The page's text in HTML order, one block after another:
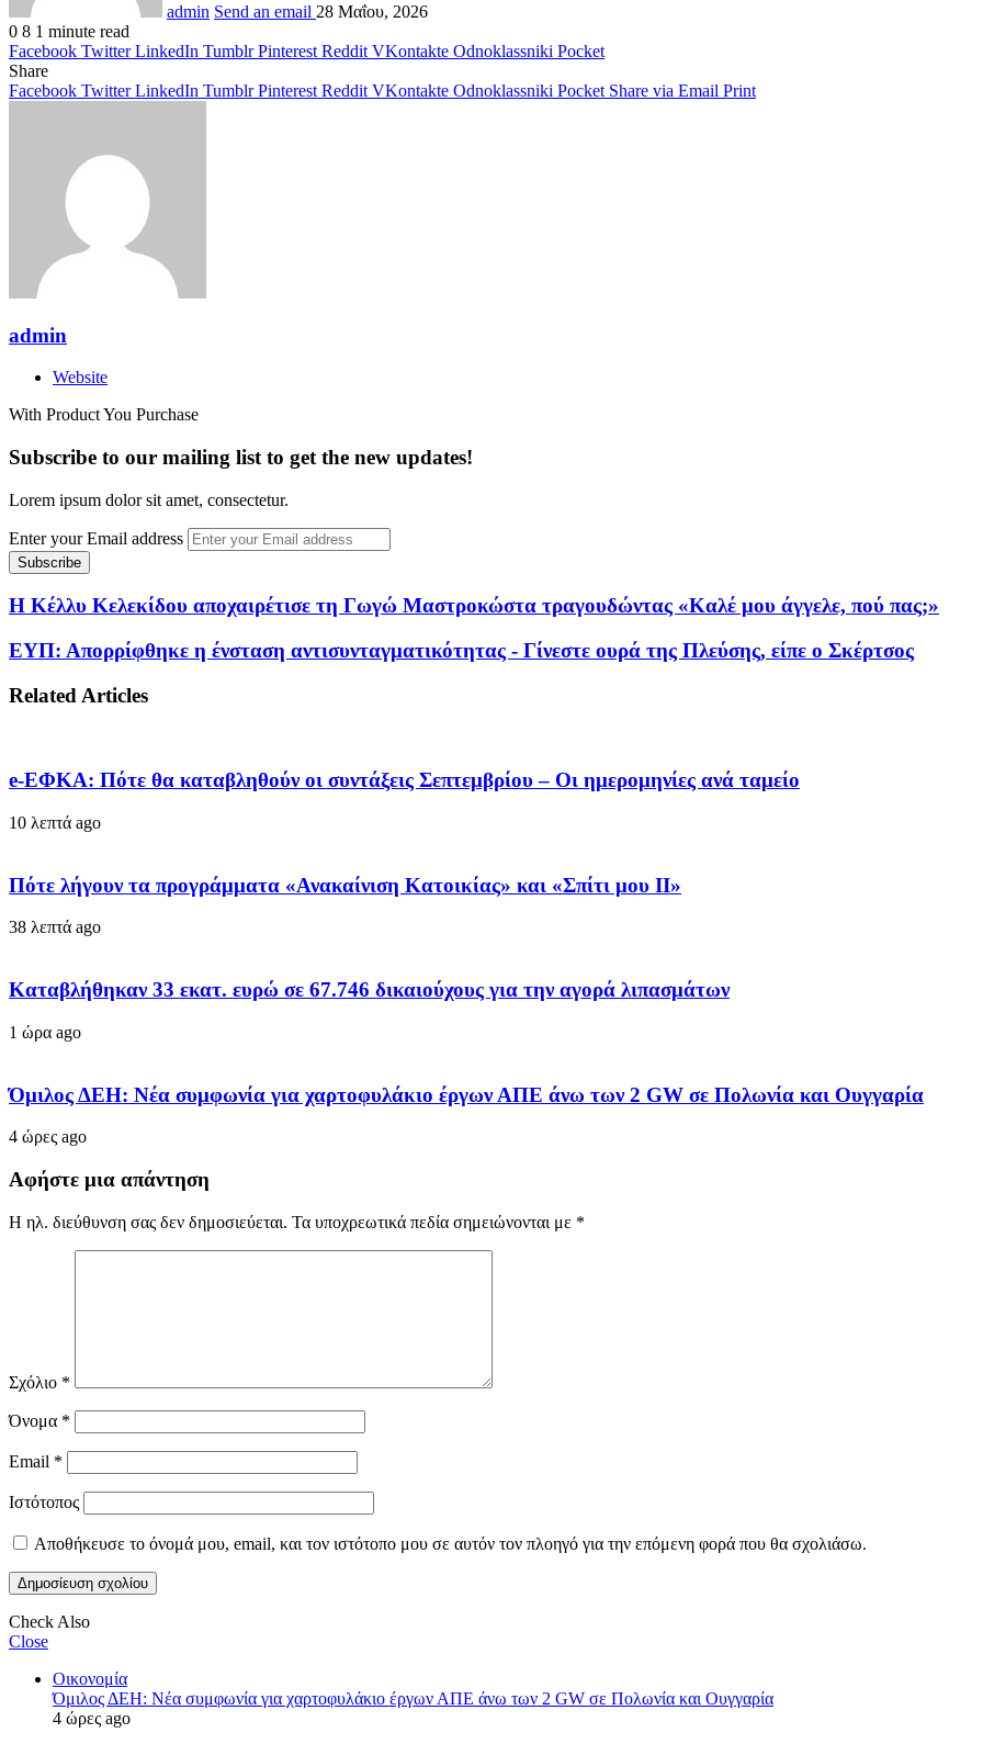
admin Send an email 28 Μαΐου, 2026
0 8 1 minute read
Facebook Twitter LinkedIn Tumblr Pinterest Reddit VKontakte Odnoklassniki Pocket
Share
Facebook Twitter LinkedIn Tumblr Pinterest Reddit VKontakte Odnoklassniki Pocket Share via Email Print
admin
Website
With Product You Purchase
Subscribe to our mailing list to get the new updates!
Lorem ipsum dolor sit amet, consectetur.
Enter your Email address
Η Κέλλυ Κελεκίδου αποχαιρέτισε τη Γωγώ Μαστροκώστα τραγουδώντας «Καλέ μου άγγελε, πού πας;»
ΕΥΠ: Απορρίφθηκε η ένσταση αντισυνταγματικότητας - Γίνεστε ουρά της Πλεύσης, είπε ο Σκέρτσος
Related Articles
e-ΕΦΚΑ: Πότε θα καταβληθούν οι συντάξεις Σεπτεμβρίου – Οι ημερομηνίες ανά ταμείο
10 λεπτά ago
Πότε λήγουν τα προγράμματα «Ανακαίνιση Κατοικίας» και «Σπίτι μου ΙΙ»
38 λεπτά ago
Καταβλήθηκαν 33 εκατ. ευρώ σε 67.746 δικαιούχους για την αγορά λιπασμάτων
1 ώρα ago
Όμιλος ΔΕΗ: Νέα συμφωνία για χαρτοφυλάκιο έργων ΑΠΕ άνω των 2 GW σε Πολωνία και Ουγγαρία
4 ώρες ago
Αφήστε μια απάντηση
Η ηλ. διεύθυνση σας δεν δημοσιεύεται. Τα υποχρεωτικά πεδία σημειώνονται με *
Σχόλιο *
Όνομα *
Email *
Ιστότοπος
Αποθήκευσε το όνομά μου, email, και τον ιστότοπο μου σε αυτόν τον πλοηγό για την επόμενη φορά που θα σχολιάσω.
Check Also
Close
Οικονομία
Όμιλος ΔΕΗ: Νέα συμφωνία για χαρτοφυλάκιο έργων ΑΠΕ άνω των 2 GW σε Πολωνία και Ουγγαρία
4 ώρες ago